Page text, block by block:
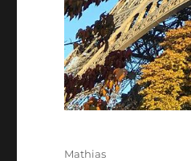
Autor
Mathias